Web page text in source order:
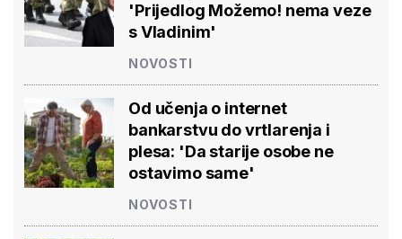
'Prijedlog Možemo! nema veze
s Vladinim'
NOVOSTI
Od učenja o internet
bankarstvu do vrtlarenja i
plesa: 'Da starije osobe ne
ostavimo same'
NOVOSTI